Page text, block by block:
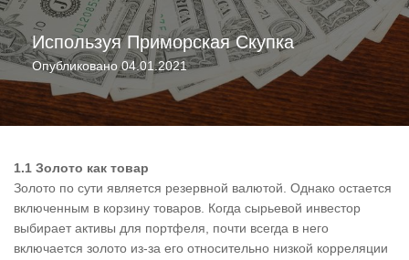
ИспользуяПриморская Скупка
Опубликовано04.01.2021
1.1 Золото как товар
Золото по сути является резервной валютой. Однако остается
включенным в корзину товаров. Когда сырьевой инвестор
выбирает активы для портфеля, почти всегда в него
включается золото из-за его относительно низкой корреляции